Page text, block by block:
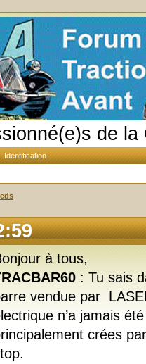
de
Identification
à tous,
: Tu sais
vendue par
n’a jamais
crées